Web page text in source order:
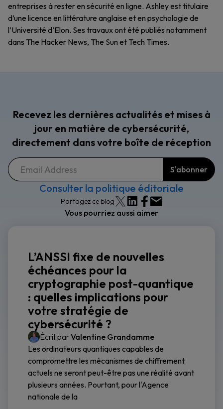
entreprises à rester en sécurité en ligne. Ashley est titulaire
d’une licence en littérature anglaise et en psychologie de
l’Université d’Elon. Ses travaux ont été publiés notamment
dans The Hacker News, The Sun et Tech Times.
Recevez les dernières actualités et mises à
jour en matière de cybersécurité,
directement dans votre boîte de réception
Consulter la politique éditoriale
Partagez ce blog
Vous pourriez aussi aimer
L’ANSSI fixe de nouvelles
échéances pour la
cryptographie post-quantique
: quelles implications pour
votre stratégie de
cybersécurité ?
Écrit parValentine Grandamme
Les ordinateurs quantiques capables de
compromettre les mécanismes de chiffrement
actuels ne seront peut-être pas une réalité avant
plusieurs années. Pourtant, pour l'Agence
nationale de la